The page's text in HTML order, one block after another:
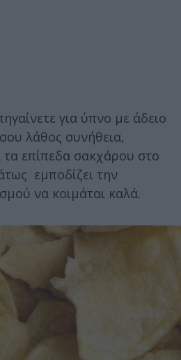
για ύπνο με άδειο
λάθος συνήθεια,
τα επίπεδα σακχάρου στο
εμποδίζει την
να κοιμάται καλά.